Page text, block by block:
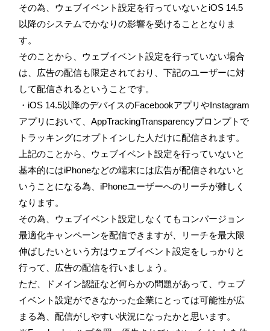
その為、ウェブイベント設定を行っていないとiOS 14.5
以降のシステムでかなりの影響を受けることとなりま
す。
そのことから、ウェブイベント設定を行っていない場合
は、広告の配信も限定されており、下記のユーザーに対
して配信されるということです。
・iOS 14.5以降のデバイスのFacebookアプリやInstagram
アプリにおいて、AppTrackingTransparencyプロンプトで
トラッキングにオプトインした人だけに配信されます。
上記のことから、ウェブイベント設定を行っていないと
基本的にはiPhoneなどの端末には広告が配信されないと
いうことになる為、iPhoneユーザーへのリーチが難しく
なります。
その為、ウェブイベント設定しなくてもコンバージョン
最適化キャンペーンを配信できますが、リーチを最大限
伸ばしたいという方はウェブイベント設定をしっかりと
行って、広告の配信を行いましょう。
ただ、ドメイン認証など何らかの問題があって、ウェブ
イベント設定ができなかった企業にとっては可能性が広
まる為、配信がしやすい状況になったかと思います。